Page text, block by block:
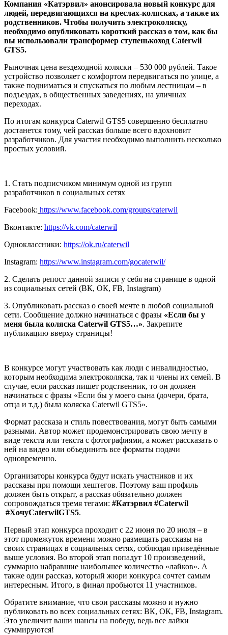
Компания «Катэрвил» анонсировала новый конкурс для
людей, передвигающихся на креслах-колясках, а также их
родственников. Чтобы получить электроколяску,
необходимо опубликовать короткий рассказ о том, как бы
вы использовали трансформер ступенькоход Caterwil
GTS5.
Рыночная цена вездеходной коляски – 530 000 рублей. Такое
устройство позволяет с комфортом передвигаться по улице, а
также подниматься и спускаться по любым лестницам – в
подъездах, в общественных заведениях, на уличных
переходах.
По итогам конкурса Caterwil GTS5 совершенно бесплатно
достанется тому, чей рассказ больше всего вдохновит
разработчиков. Для участия необходимо выполнить несколько
простых условий.
1. Стать подписчиком минимум одной из групп
разработчиков в социальных сетях
Facebook: https://www.facebook.com/groups/caterwil
Вконтакте: https://vk.com/caterwil
Одноклассники: https://ok.ru/caterwil
Instagram: https://www.instagram.com/gocaterwil/
2. Сделать репост данной записи у себя на странице в одной
из социальных сетей (ВК, ОК, FB, Instagram)
3. Опубликовать рассказ о своей мечте в любой социальной
сети. Сообщение должно начинаться с фразы «Если бы у
меня была коляска Caterwil GTS5…». Закрепите
публикацию вверху страницы!
В конкурсе могут участвовать как люди с инвалидностью,
которым необходима электроколяска, так и члены их семей. В
случае, если рассказ пишет родственник, то он должен
начинаться с фразы «Если бы у моего сына (дочери, брата,
отца и т.д.) была коляска Caterwil GTS5».
Формат рассказа и стиль повествования, могут быть самыми
разными. Автор может продемонстрировать свою мечту в
виде текста или текста с фотографиями, а может рассказать о
ней на видео или объединить все форматы подачи
одновременно.
Организаторы конкурса будут искать участников и их
рассказы при помощи хештегов. Поэтому ваш профиль
должен быть открыт, а рассказ обязательно должен
сопровождаться тремя тегами: #Катэрвил #Caterwil
#ХочуCaterwilGTS5.
Первый этап конкурса проходит с 22 июня по 20 июля – в
этот промежуток времени можно размещать рассказы на
своих страницах в социальных сетях, соблюдая приведённые
выше условия. Во второй этап попадут 10 произведений,
суммарно набравшие наибольшее количество «лайков». А
также один рассказ, который жюри конкурса сочтет самым
интересным. Итого, в финал пробьются 11 участников.
Обратите внимание, что свои рассказы можно и нужно
публиковать во всех социальных сетях: ВК, ОК, FB, Instagram.
Это увеличит ваши шансы на победу, ведь все лайки
суммируются!